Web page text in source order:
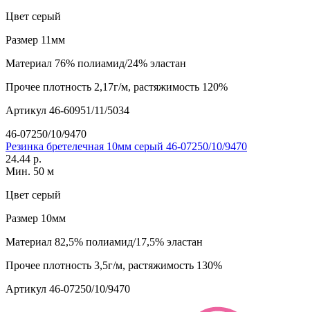
Цвет серый
Размер 11мм
Материал 76% полиамид/24% эластан
Прочее плотность 2,17г/м, растяжимость 120%
Артикул 46-60951/11/5034
46-07250/10/9470
Резинка бретелечная 10мм серый 46-07250/10/9470
24.44 р.
Мин. 50 м
Цвет серый
Размер 10мм
Материал 82,5% полиамид/17,5% эластан
Прочее плотность 3,5г/м, растяжимость 130%
Артикул 46-07250/10/9470